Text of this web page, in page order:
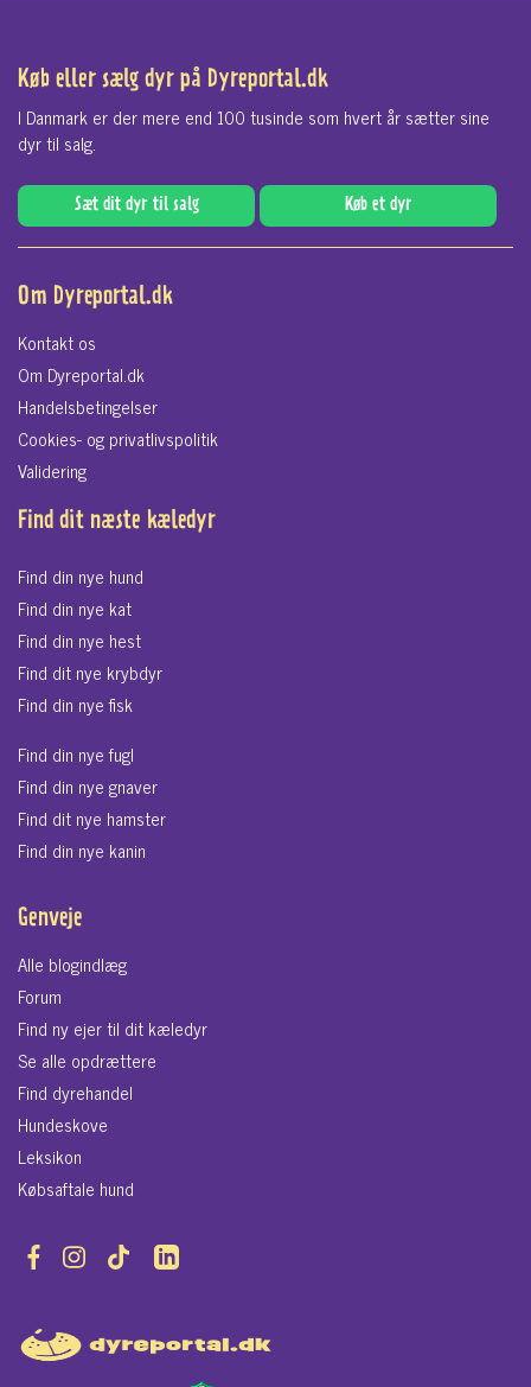
Køb eller sælg dyr på Dyreportal.dk
I Danmark er der mere end 100 tusinde som hvert år sætter sine
dyr til salg.
Sæt dit dyr til salg Køb et dyr
Om Dyreportal.dk
Kontakt os
Om Dyreportal.dk
Handelsbetingelser
Cookies- og privatlivspolitik
Validering
Find dit næste kæledyr
Find din nye hund
Find din nye kat
Find din nye hest
Find dit nye krybdyr
Find din nye fisk
Find din nye fugl
Find din nye gnaver
Find dit nye hamster
Find din nye kanin
Genveje
Alle blogindlæg
Forum
Find ny ejer til dit kæledyr
Se alle opdrættere
Find dyrehandel
Hundeskove
Leksikon
Købsaftale hund